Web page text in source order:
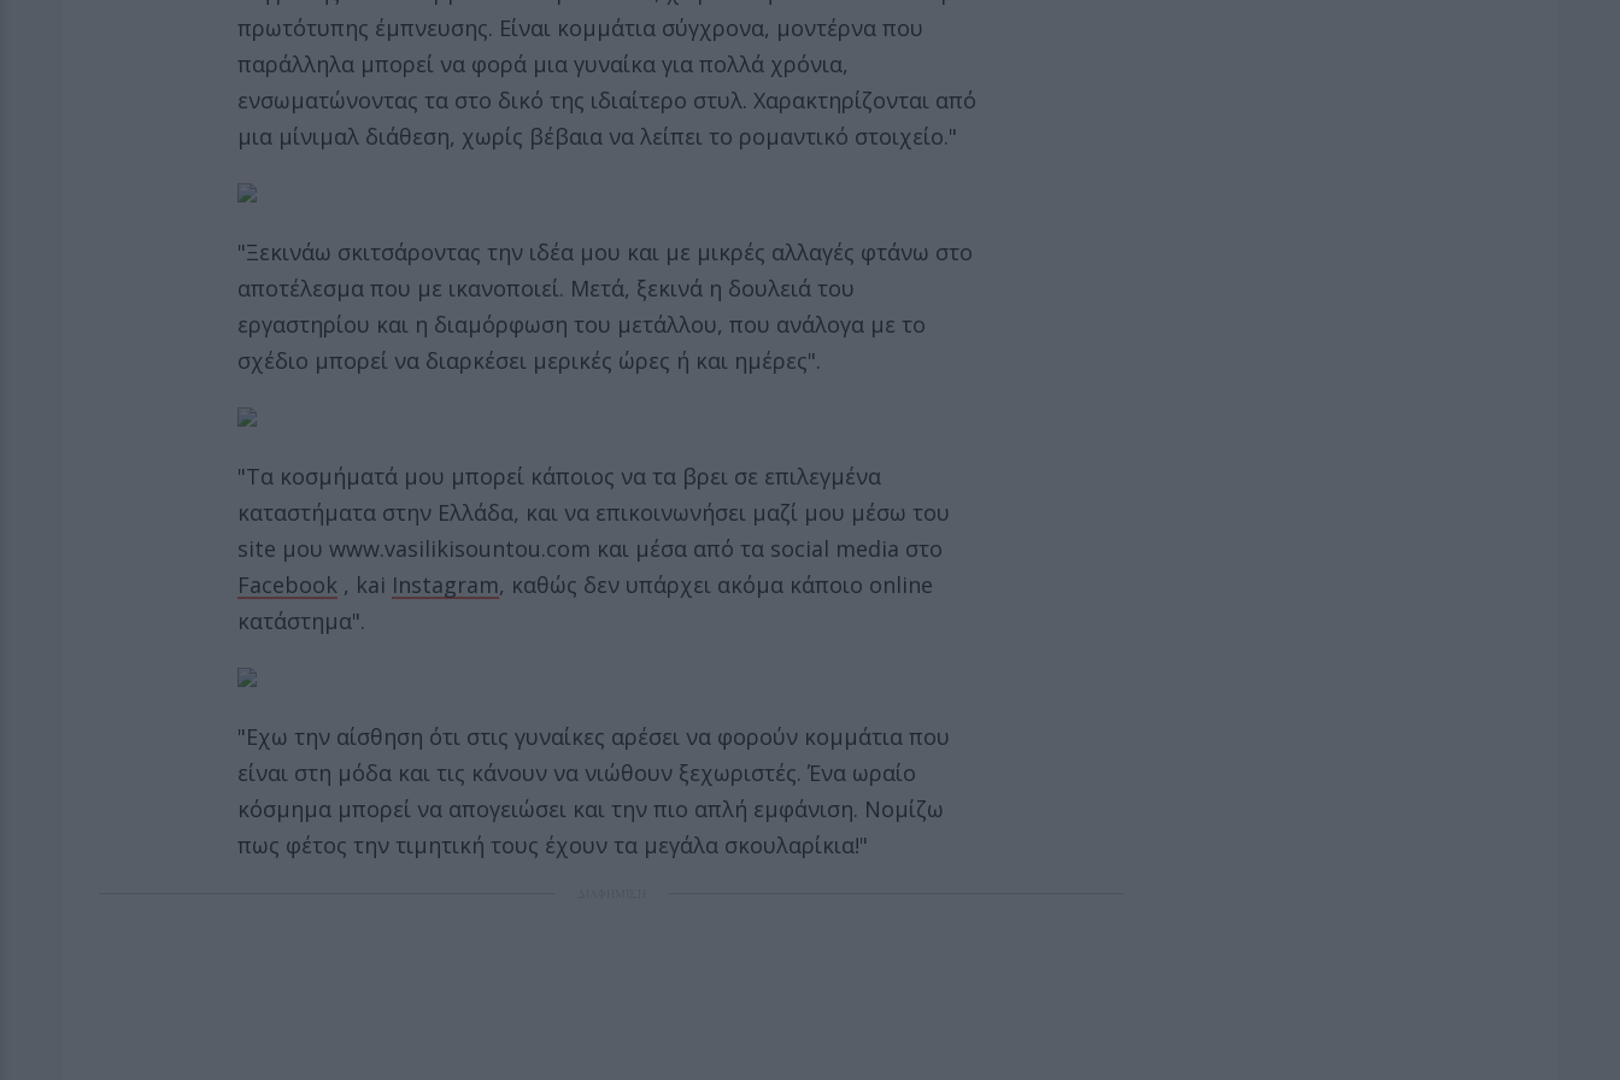
πρωτότυπης έμπνευσης. Είναι κομμάτια σύγχρονα, μοντέρνα που
παράλληλα μπορεί να φορά μια γυναίκα για πολλά χρόνια,
ενσωματώνοντας τα στο δικό της ιδιαίτερο στυλ. Χαρακτηρίζονται από
μια μίνιμαλ διάθεση, χωρίς βέβαια να λείπει το ρομαντικό στοιχείο."
"Ξεκινάω σκιτσάροντας την ιδέα μου και με μικρές αλλαγές φτάνω στο
αποτέλεσμα που με ικανοποιεί. Μετά, ξεκινά η δουλειά του
εργαστηρίου και η διαμόρφωση του μετάλλου, που ανάλογα με το
σχέδιο μπορεί να διαρκέσει μερικές ώρες ή και ημέρες".
"Τα κοσμήματά μου μπορεί κάποιος να τα βρει σε επιλεγμένα
καταστήματα στην Ελλάδα, και να επικοινωνήσει μαζί μου μέσω του
site μου www.vasilikisountou.com και μέσα από τα social media στο
Facebook , kai Ιnstagram, καθώς δεν υπάρχει ακόμα κάποιο online
κατάστημα".
"Εχω την αίσθηση ότι στις γυναίκες αρέσει να φορούν κομμάτια που
είναι στη μόδα και τις κάνουν να νιώθουν ξεχωριστές. Ένα ωραίο
κόσμημα μπορεί να απογειώσει και την πιο απλή εμφάνιση. Νομίζω
πως φέτος την τιμητική τους έχουν τα μεγάλα σκουλαρίκια!"